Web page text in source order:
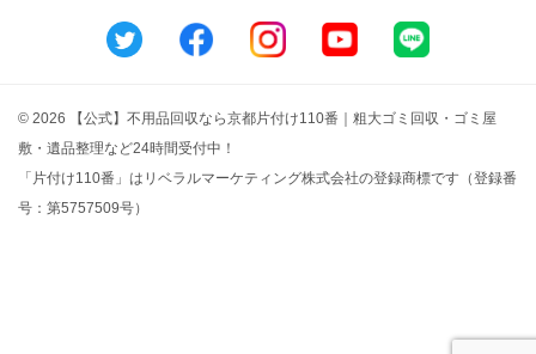
© 2026 【公式】不用品回収なら京都片付け110番｜粗大ゴミ回収・ゴミ屋
敷・遺品整理など24時間受付中！
「片付け110番」はリベラルマーケティング株式会社の登録商標です（登録番
号：第5757509号）